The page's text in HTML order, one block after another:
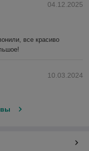
04.12.2025
все красиво
10.03.2024